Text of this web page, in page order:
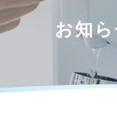
お知